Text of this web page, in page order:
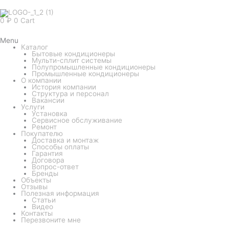
0 ₽ 0 Cart
Menu
Каталог
Бытовые кондиционеры
Мульти-сплит системы
Полупромышленные кондиционеры
Промышленные кондиционеры
О компании
История компании
Структура и персонал
Вакансии
Услуги
Установка
Сервисное обслуживание
Ремонт
Покупателю
Доставка и монтаж
Способы оплаты
Гарантия
Договора
Вопрос-ответ
Бренды
Объекты
Отзывы
Полезная информация
Статьи
Видео
Контакты
Перезвоните мне